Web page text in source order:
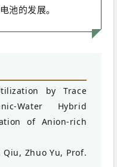
池的发展。
by Trace
Water Hybrid
of Anion-rich
Zhuo Yu, Prof.